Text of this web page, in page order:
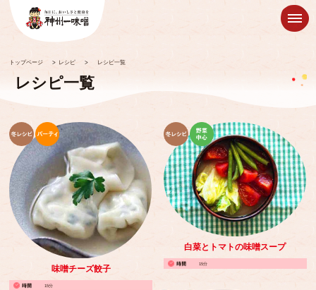
トップページ > レシピ > レシピ一覧
レシピ一覧
味噌チーズ餃子
15分
白菜とトマトの味噌スープ
15分